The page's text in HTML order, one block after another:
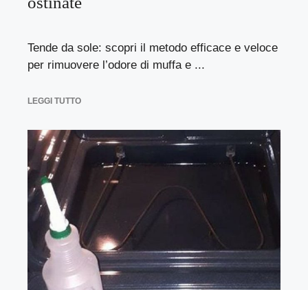
Tende da sole: scopri il metodo efficace e veloce
per rimuovere l’odore di muffa e ...
LEGGI TUTTO